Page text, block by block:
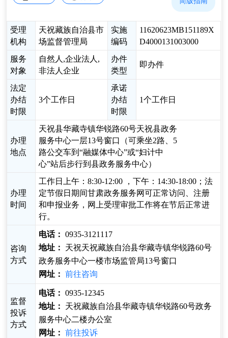
受理
机构
天祝藏族自治县市
场监督管理局
实施
编码
11620623MB151189X
D4000131003000
服务
对象
自然人,企业法人,
非法人企业
办件
类型
即办件
法定
办结
时限
3个工作日
承诺
办结
时限
1个工作日
办理
地点
天祝县华藏寺镇华锐路60号天祝县政务
服务中心一层13号窗口（可乘坐2路、5
路公交车到“融媒体中心”或“妇计中
心”站后步行到县政务服务中心）
办理
时间
工作日上午：8:30-12:00 ，下午：14:30-18:00；法
定节假日期间甘肃政务服务网可正常访问、注册
和申报业务，网上受理审批工作将在节后正常进
行。
咨询
方式
电话： 0935-3121117
地址：
天祝天祝藏族自治县华藏寺镇华锐路60号
政务服务中心一楼市场监管局13号窗口
网址： 前往咨询
监督
投诉
方式
电话： 0935-12345
地址：
天祝藏族自治县华藏寺镇华锐路60号政务
服务中心二楼办公室
网址： 前往投诉